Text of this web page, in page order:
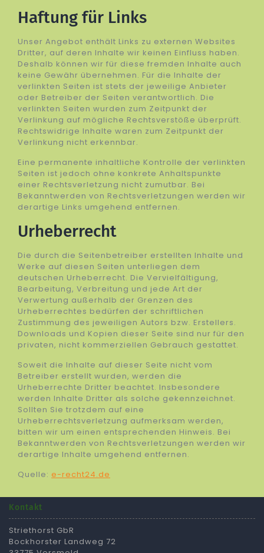
Haftung für Links
Unser Angebot enthält Links zu externen Websites
Dritter, auf deren Inhalte wir keinen Einfluss haben.
Deshalb können wir für diese fremden Inhalte auch
keine Gewähr übernehmen. Für die Inhalte der
verlinkten Seiten ist stets der jeweilige Anbieter
oder Betreiber der Seiten verantwortlich. Die
verlinkten Seiten wurden zum Zeitpunkt der
Verlinkung auf mögliche Rechtsverstöße überprüft.
Rechtswidrige Inhalte waren zum Zeitpunkt der
Verlinkung nicht erkennbar.
Eine permanente inhaltliche Kontrolle der verlinkten
Seiten ist jedoch ohne konkrete Anhaltspunkte
einer Rechtsverletzung nicht zumutbar. Bei
Bekanntwerden von Rechtsverletzungen werden wir
derartige Links umgehend entfernen.
Urheberrecht
Die durch die Seitenbetreiber erstellten Inhalte und
Werke auf diesen Seiten unterliegen dem
deutschen Urheberrecht. Die Vervielfältigung,
Bearbeitung, Verbreitung und jede Art der
Verwertung außerhalb der Grenzen des
Urheberrechtes bedürfen der schriftlichen
Zustimmung des jeweiligen Autors bzw. Erstellers.
Downloads und Kopien dieser Seite sind nur für den
privaten, nicht kommerziellen Gebrauch gestattet.
Soweit die Inhalte auf dieser Seite nicht vom
Betreiber erstellt wurden, werden die
Urheberrechte Dritter beachtet. Insbesondere
werden Inhalte Dritter als solche gekennzeichnet.
Sollten Sie trotzdem auf eine
Urheberrechtsverletzung aufmerksam werden,
bitten wir um einen entsprechenden Hinweis. Bei
Bekanntwerden von Rechtsverletzungen werden wir
derartige Inhalte umgehend entfernen.
Quelle: e-recht24.de
Kontakt
Striethorst GbR
Bockhorster Landweg 72